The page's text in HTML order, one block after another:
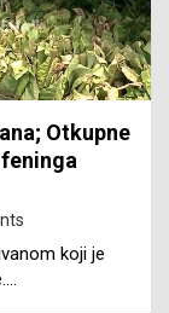
Otkupne
koji je